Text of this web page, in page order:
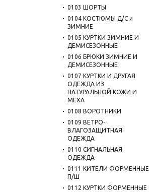
0103 ШОРТЫ
0104 КОСТЮМЫ Д/С и
ЗИМНИЕ
0105 КУРТКИ ЗИМНИЕ И
ДЕМИСЕЗОННЫЕ
0106 БРЮКИ ЗИМНИЕ И
ДЕМИСЕЗОННЫЕ
0107 КУРТКИ И ДРУГАЯ
ОДЕЖДА ИЗ
НАТУРАЛЬНОЙ КОЖИ И
МЕХА
0108 ВОРОТНИКИ
0109 ВЕТРО-
ВЛАГОЗАЩИТНАЯ
ОДЕЖДА
0110 СИГНАЛЬНАЯ
ОДЕЖДА
0111 КИТЕЛИ ФОРМЕННЫЕ
П/Ш
0112 КУРТКИ ФОРМЕННЫЕ